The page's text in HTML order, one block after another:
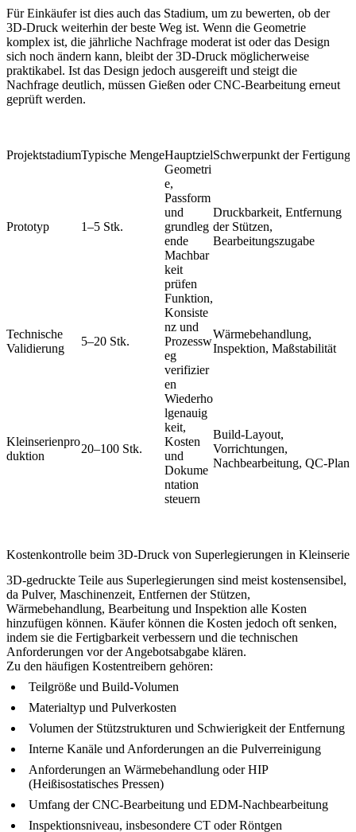
Für Einkäufer ist dies auch das Stadium, um zu bewerten, ob der
3D-Druck weiterhin der beste Weg ist. Wenn die Geometrie
komplex ist, die jährliche Nachfrage moderat ist oder das Design
sich noch ändern kann, bleibt der 3D-Druck möglicherweise
praktikabel. Ist das Design jedoch ausgereift und steigt die
Nachfrage deutlich, müssen Gießen oder CNC-Bearbeitung erneut
geprüft werden.
ProjektstadiumTypische MengeHauptzielSchwerpunkt der Fertigung
Prototyp 1–5 Stk.
Geometri
e,
Passform
und
grundleg
ende
Machbar
keit
prüfen
Druckbarkeit, Entfernung
der Stützen,
Bearbeitungszugabe
Technische
Validierung
5–20 Stk.
Funktion,
Konsiste
nz und
Prozessw
eg
verifizier
en
Wärmebehandlung,
Inspektion, Maßstabilität
Kleinserienpro
duktion
20–100 Stk.
Wiederho
lgenauig
keit,
Kosten
und
Dokume
ntation
steuern
Build-Layout,
Vorrichtungen,
Nachbearbeitung, QC-Plan
Kostenkontrolle beim 3D-Druck von Superlegierungen in Kleinserie
3D-gedruckte Teile aus Superlegierungen sind meist kostensensibel,
da Pulver, Maschinenzeit, Entfernen der Stützen,
Wärmebehandlung, Bearbeitung und Inspektion alle Kosten
hinzufügen können. Käufer können die Kosten jedoch oft senken,
indem sie die Fertigbarkeit verbessern und die technischen
Anforderungen vor der Angebotsabgabe klären.
Zu den häufigen Kostentreibern gehören:
Teilgröße und Build-Volumen
Materialtyp und Pulverkosten
Volumen der Stützstrukturen und Schwierigkeit der Entfernung
Interne Kanäle und Anforderungen an die Pulverreinigung
Anforderungen an Wärmebehandlung oder HIP
(Heißisostatisches Pressen)
Umfang der CNC-Bearbeitung und EDM-Nachbearbeitung
Inspektionsniveau, insbesondere CT oder Röntgen